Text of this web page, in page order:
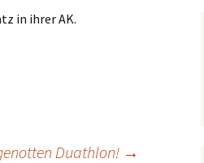
in ihrer AK.
Duathlon! →